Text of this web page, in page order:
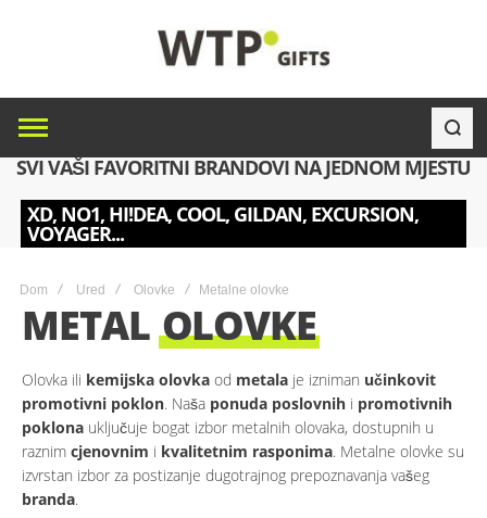
SVI VAŠI FAVORITNI BRANDOVI NA JEDNOM MJESTU
XD, NO1, HI!DEA, COOL, GILDAN, EXCURSION,
VOYAGER...
Dom Ured Olovke Metalne olovke
METAL OLOVKE
Olovka ili kemijska olovka od metala je izniman učinkovit
promotivni poklon. Naša ponuda poslovnih i promotivnih
poklona uključuje bogat izbor metalnih olovaka, dostupnih u
raznim cjenovnim i kvalitetnim rasponima. Metalne olovke su
izvrstan izbor za postizanje dugotrajnog prepoznavanja vašeg
branda.